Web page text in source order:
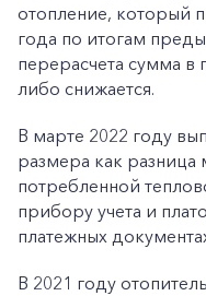
отопление, который
года по итогам
перерасчета сумма в
либо снижается.
В марте 2022 году
размера как разница
потребленной
прибору учета и
платежных
В 2021 году